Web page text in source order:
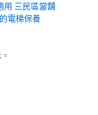
用 三民區當舖
電梯保養